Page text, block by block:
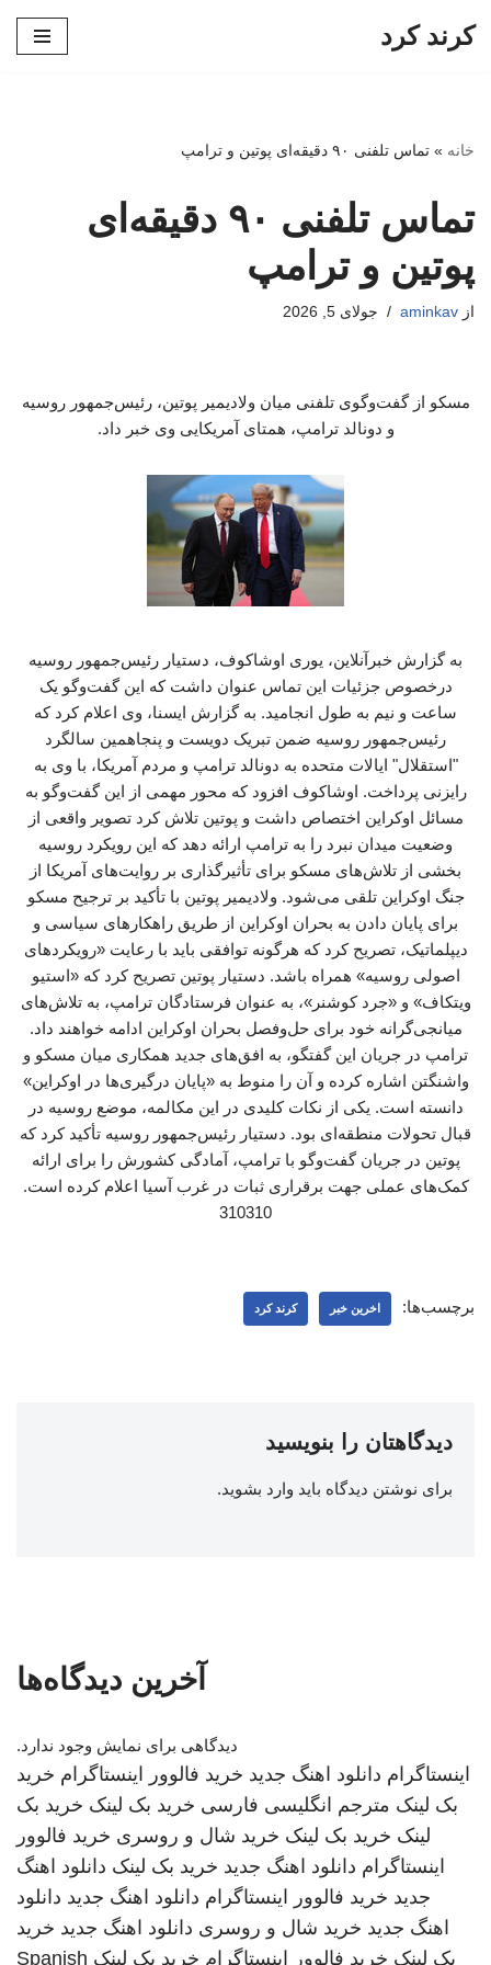
کرند کرد
خانه » تماس تلفنی ۹۰ دقیقه‌ای پوتین و ترامپ
تماس تلفنی ۹۰ دقیقه‌ای
پوتین و ترامپ
از aminkav جولای 5, 2026
مسکو از گفت‌وگوی تلفنی میان ولادیمیر پوتین، رئیس‌جمهور روسیه
و دونالد ترامپ، همتای آمریکایی وی خبر داد.
به گزارش خبرآنلاین، یوری اوشاکوف، دستیار رئیس‌جمهور روسیه
درخصوص جزئیات این تماس عنوان داشت که این گفت‌وگو یک
ساعت و نیم به طول انجامید. به گزارش ایسنا، وی اعلام کرد که
رئیس‌جمهور روسیه ضمن تبریک دویست و پنجاهمین سالگرد
"استقلال" ایالات متحده به دونالد ترامپ و مردم آمریکا، با وی به
رایزنی پرداخت. اوشاکوف افزود که محور مهمی از این گفت‌وگو به
مسائل اوکراین اختصاص داشت و پوتین تلاش کرد تصویر واقعی از
وضعیت میدان نبرد را به ترامپ ارائه دهد که این رویکرد روسیه
بخشی از تلاش‌های مسکو برای تأثیرگذاری بر روایت‌های آمریکا از
جنگ اوکراین تلقی می‌شود. ولادیمیر پوتین با تأکید بر ترجیح مسکو
برای پایان دادن به بحران اوکراین از طریق راهکارهای سیاسی و
دیپلماتیک، تصریح کرد که هرگونه توافقی باید با رعایت «رویکردهای
اصولی روسیه» همراه باشد. دستیار پوتین تصریح کرد که «استیو
ویتکاف» و «جرد کوشنر»، به عنوان فرستادگان ترامپ، به تلاش‌های
میانجی‌گرانه خود برای حل‌وفصل بحران اوکراین ادامه خواهند داد.
ترامپ در جریان این گفتگو، به افق‌های جدید همکاری میان مسکو و
واشنگتن اشاره کرده و آن را منوط به «پایان درگیری‌ها در اوکراین»
دانسته است. یکی از نکات کلیدی در این مکالمه، موضع روسیه در
قبال تحولات منطقه‌ای بود. دستیار رئیس‌جمهور روسیه تأکید کرد که
پوتین در جریان گفت‌وگو با ترامپ، آمادگی کشورش را برای ارائه
کمک‌های عملی جهت برقراری ثبات در غرب آسیا اعلام کرده است.
310310
برچسب‌ها: اخرین خبر کرند کرد
دیدگاهتان را بنویسید
برای نوشتن دیدگاه باید وارد بشوید.
آخرین دیدگاه‌ها
دیدگاهی برای نمایش وجود ندارد.
اینستاگرام دانلود اهنگ جدید خرید فالوور اینستاگرام خرید
بک لینک مترجم انگلیسی فارسی خرید بک لینک خرید بک
لینک خرید بک لینک خرید شال و روسری خرید فالوور
اینستاگرام دانلود اهنگ جدید خرید بک لینک دانلود اهنگ
جدید خرید فالوور اینستاگرام دانلود اهنگ جدید دانلود
اهنگ جدید خرید شال و روسری دانلود اهنگ جدید خرید
بک لینک خرید فالوور اینستاگرام خرید بک لینک Spanish